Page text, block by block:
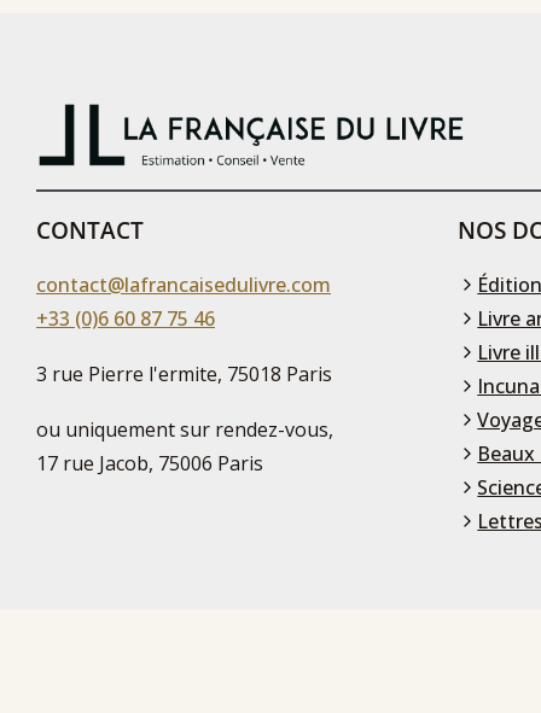
CONTACT
contact@lafrancaisedulivre.com
+33 (0)6 60 87 75 46
3 rue Pierre l'ermite, 75018 Paris
ou uniquement sur rendez-vous,
17 rue Jacob, 75006 Paris
NOS
Livre
Livre